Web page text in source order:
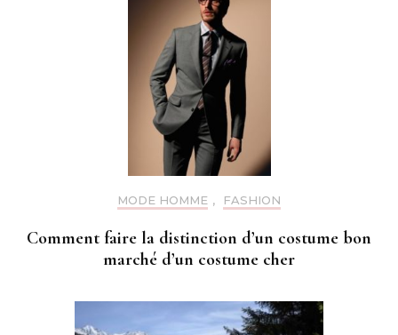
MODE HOMME , FASHION
Comment faire la distinction d’un costume bon
marché d’un costume cher